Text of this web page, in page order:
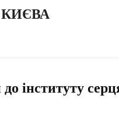
до інституту